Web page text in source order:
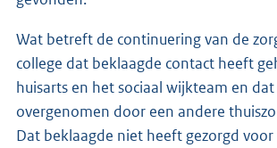
Wat betreft de continuering van de
college dat beklaagde contact heeft
huisarts en het sociaal wijkteam en dat
overgenomen door een andere
Dat beklaagde niet heeft gezorgd